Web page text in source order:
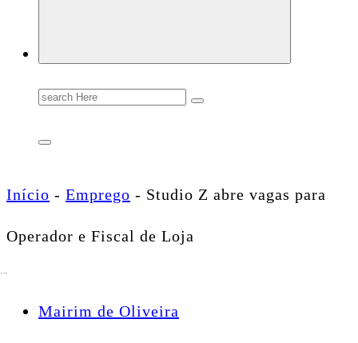
Search
for:
Início - Emprego - Studio Z abre vagas para
Operador e Fiscal de Loja
Mairim de Oliveira